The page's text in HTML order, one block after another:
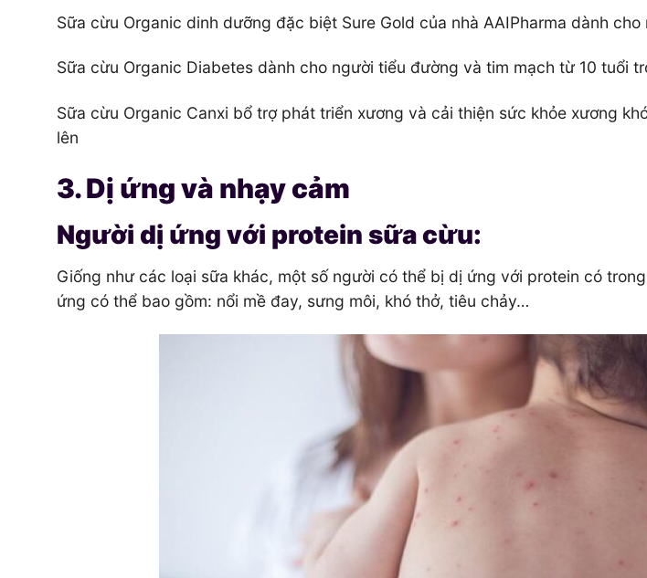
Sữa cừu Organic dinh dưỡng đặc biệt Sure Gold của nhà AAIPharma dành
Sữa cừu Organic Diabetes dành cho người tiểu đường và tim mạch từ 10 tuổi
Sữa cừu Organic Canxi bổ trợ phát triển xương và cải thiện sức khỏe xương
lên
3. Dị ứng và nhạy cảm
Người dị ứng với protein sữa cừu:
Giống như các loại sữa khác, một số người có thể bị dị ứng với protein có
ứng có thể bao gồm: nổi mề đay, sưng môi, khó thở, tiêu chảy…